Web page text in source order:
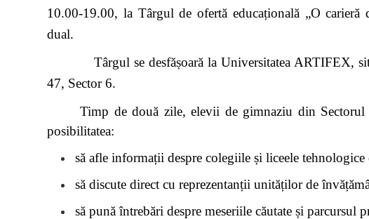
10.00-19.00, la Târgul de ofertă educațională „O carieră
dual.
Târgul se desfășoară la Universitatea ARTIFEX,
47, Sector 6.
Timp de două zile, elevii de gimnaziu din
posibilitatea:
să afle informații despre colegiile și liceele
să discute direct cu reprezentanții unităților de
să pună întrebări despre meseriile căutate și parcursul